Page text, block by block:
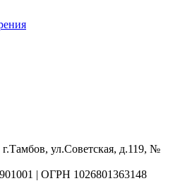
ул.Советская, д.119, №
| ОГРН 1026801363148